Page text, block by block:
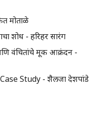
मोताळे
शोध - हरिहर सारंग
वंचितांचे मूक आक्रंदन -
Case Study - शैलजा देशपांडे